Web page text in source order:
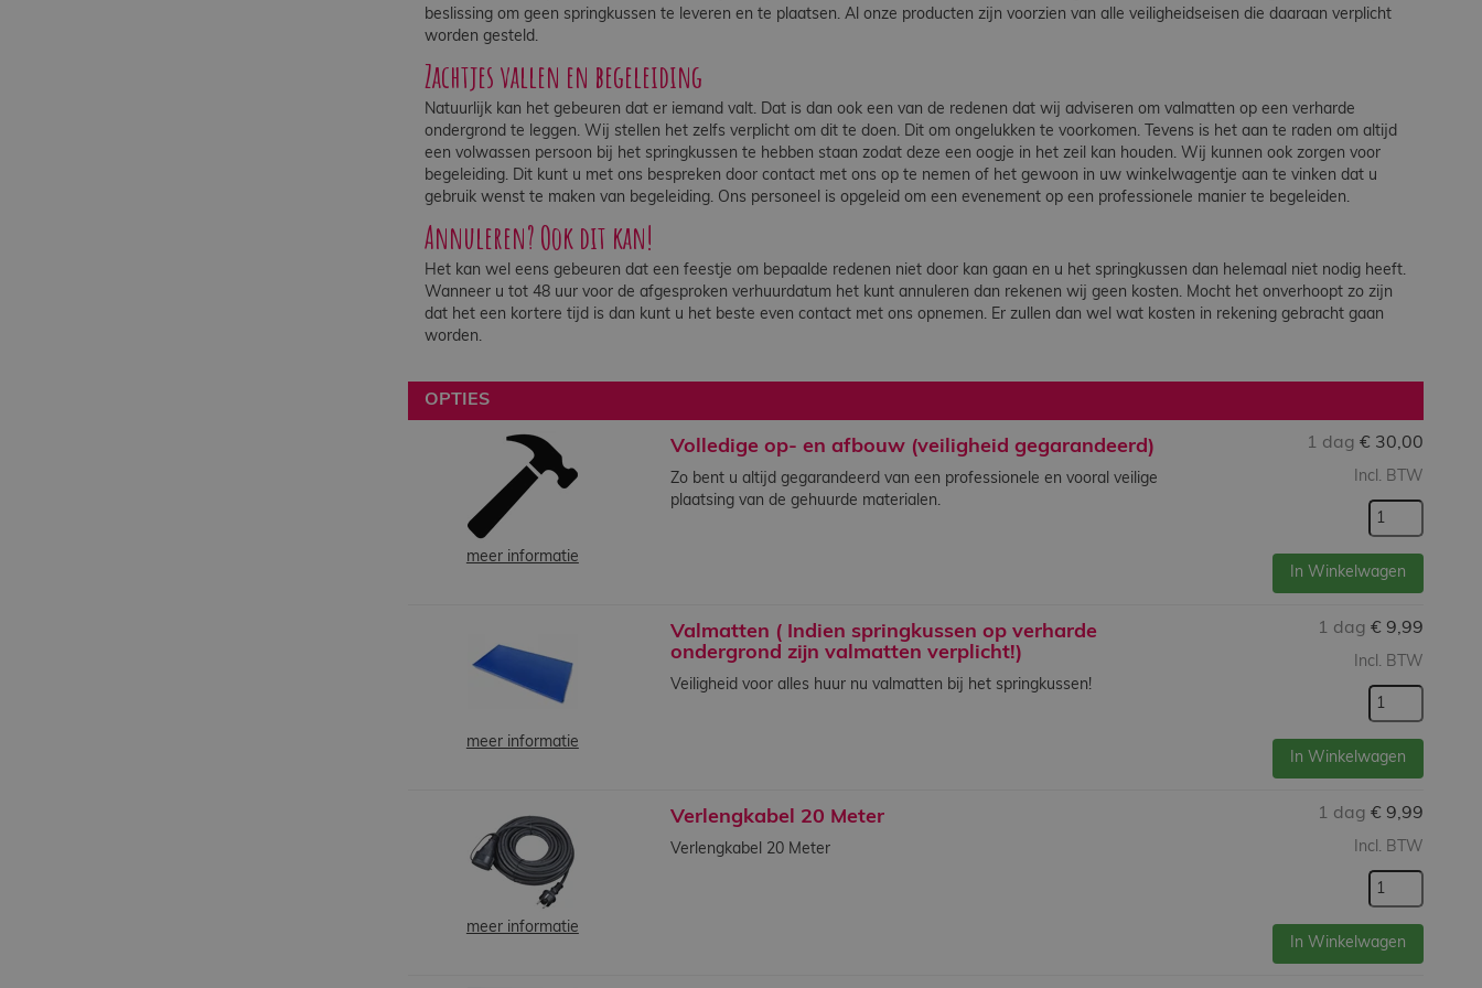
beslissing om geen springkussen te leveren en te plaatsen. Al onze producten zijn voorzien van alle veiligheidseisen die daaraan verplicht
worden gesteld.
Zachtjes vallen en begeleiding
Natuurlijk kan het gebeuren dat er iemand valt. Dat is dan ook een van de redenen dat wij adviseren om valmatten op een verharde
ondergrond te leggen. Wij stellen het zelfs verplicht om dit te doen. Dit om ongelukken te voorkomen. Tevens is het aan te raden om altijd
een volwassen persoon bij het springkussen te hebben staan zodat deze een oogje in het zeil kan houden. Wij kunnen ook zorgen voor
begeleiding. Dit kunt u met ons bespreken door contact met ons op te nemen of het gewoon in uw winkelwagentje aan te vinken dat u
gebruik wenst te maken van begeleiding. Ons personeel is opgeleid om een evenement op een professionele manier te begeleiden.
Annuleren? Ook dit kan!
Het kan wel eens gebeuren dat een feestje om bepaalde redenen niet door kan gaan en u het springkussen dan helemaal niet nodig heeft.
Wanneer u tot 48 uur voor de afgesproken verhuurdatum het kunt annuleren dan rekenen wij geen kosten. Mocht het onverhoopt zo zijn
dat het een kortere tijd is dan kunt u het beste even contact met ons opnemen. Er zullen dan wel wat kosten in rekening gebracht gaan
worden.
OPTIES
meer informatie
1 dag € 30,00
Incl. BTW
In Winkelwagen
Volledige op- en afbouw (veiligheid gegarandeerd)
Zo bent u altijd gegarandeerd van een professionele en vooral veilige
plaatsing van de gehuurde materialen.
meer informatie
1 dag € 9,99
Incl. BTW
In Winkelwagen
Valmatten ( Indien springkussen op verharde
ondergrond zijn valmatten verplicht!)
Veiligheid voor alles huur nu valmatten bij het springkussen!
meer informatie
1 dag € 9,99
Incl. BTW
In Winkelwagen
Verlengkabel 20 Meter
Verlengkabel 20 Meter